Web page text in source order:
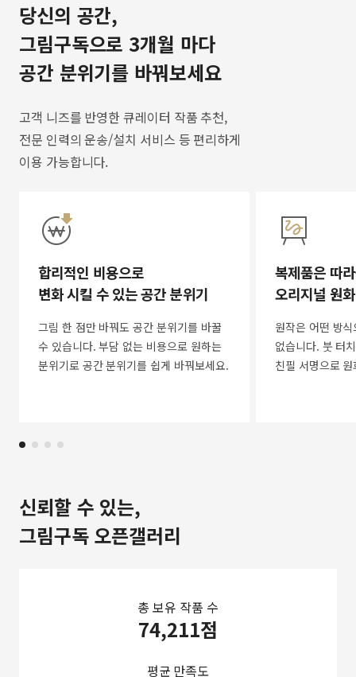
당신의 공간,
그림구독으로 3개월 마다
공간 분위기를 바꿔보세요
고객 니즈를 반영한 큐레이터 작품 추천,
전문 인력의 운송/설치 서비스 등 편리하게
이용 가능합니다.
합리적인 비용으로
변화 시킬 수 있는 공간 분위기
그림 한 점만 바꿔도 공간 분위기를 바꿀
수 있습니다. 부담 없는 비용으로 원하는
분위기로 공간 분위기를 쉽게 바꿔보세요.
복제품은 따
오리지널 원
원작은 어떤 방
없습니다. 붓 터
친필 서명으로
신뢰할 수 있는,
그림구독 오픈갤러리
총 보유 작품 수
74,211점
평균 만족도